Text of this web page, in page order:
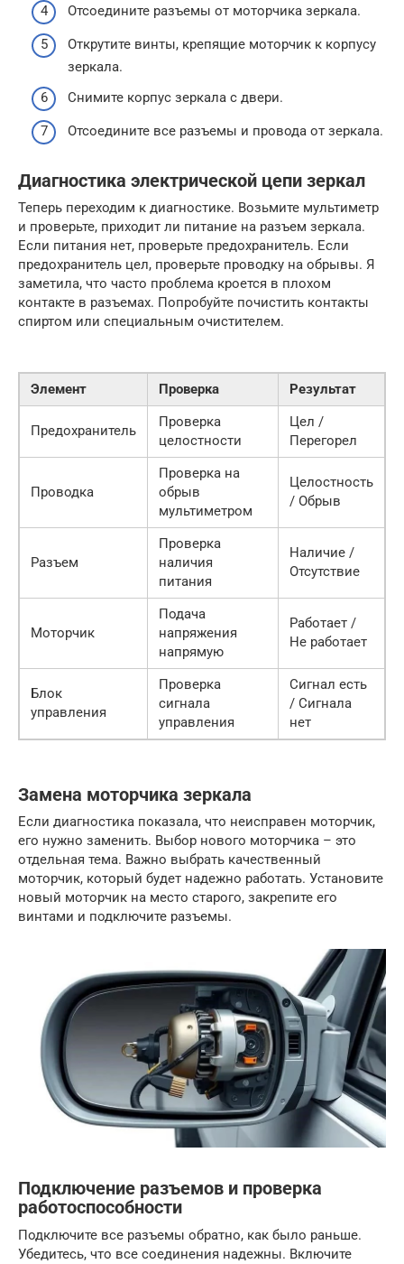
Отсоедините разъемы от моторчика зеркала.
Открутите винты, крепящие моторчик к корпусу
зеркала.
Снимите корпус зеркала с двери.
Отсоедините все разъемы и провода от зеркала.
Диагностика электрической цепи зеркал
Теперь переходим к диагностике. Возьмите мультиметр
и проверьте, приходит ли питание на разъем зеркала.
Если питания нет, проверьте предохранитель. Если
предохранитель цел, проверьте проводку на обрывы. Я
заметила, что часто проблема кроется в плохом
контакте в разъемах. Попробуйте почистить контакты
спиртом или специальным очистителем.
Элемент Проверка Результат
Предохранитель
Проверка
целостности
Цел /
Перегорел
Проводка
Проверка на
обрыв
мультиметром
Целостность
/ Обрыв
Разъем
Проверка
наличия
питания
Наличие /
Отсутствие
Моторчик
Подача
напряжения
напрямую
Работает /
Не работает
Блок
управления
Проверка
сигнала
управления
Сигнал есть
/ Сигнала
нет
Замена моторчика зеркала
Если диагностика показала, что неисправен моторчик,
его нужно заменить. Выбор нового моторчика – это
отдельная тема. Важно выбрать качественный
моторчик, который будет надежно работать. Установите
новый моторчик на место старого, закрепите его
винтами и подключите разъемы.
Подключение разъемов и проверка
работоспособности
Подключите все разъемы обратно, как было раньше.
Убедитесь, что все соединения надежны. Включите